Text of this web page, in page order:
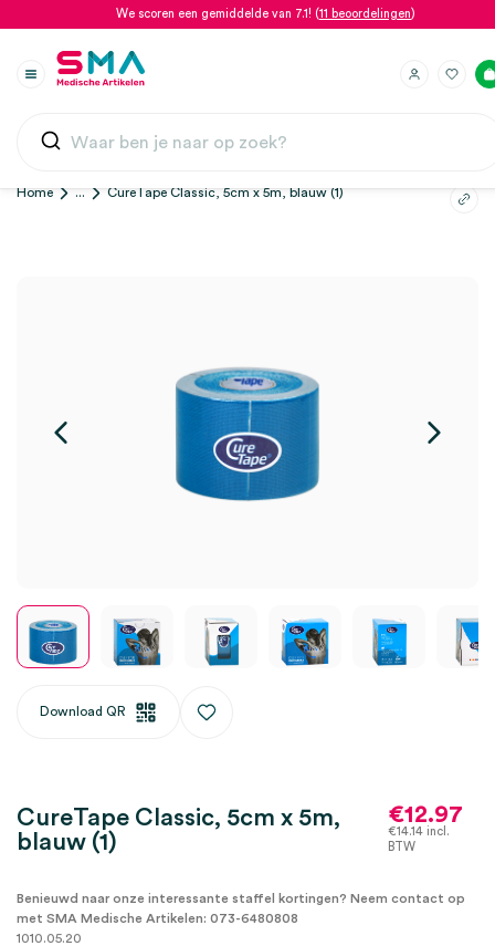
We scoren een gemiddelde van 7.1! (11 beoordelingen)
Home ... CureTape Classic, 5cm x 5m, blauw (1)
Download QR
CureTape Classic, 5cm x 5m,
blauw (1)
€12.97
€14.14 incl.
BTW
Benieuwd naar onze interessante staffel kortingen? Neem contact op
met SMA Medische Artikelen: 073-6480808
1010.05.20